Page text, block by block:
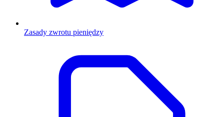
Zasady zwrotu pieniędzy